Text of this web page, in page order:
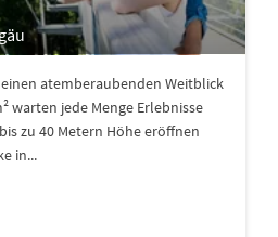
atemberaubenden Weitblick
warten jede Menge Erlebnisse
zu 40 Metern Höhe eröffnen
in...